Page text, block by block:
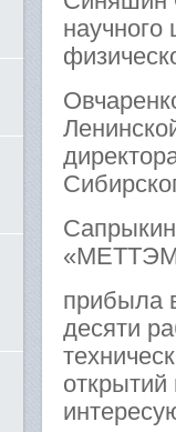
прибыла
десяти